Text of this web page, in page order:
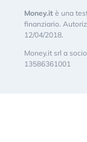
Money.it è una
finanziario.
12/04/2018.
Money.it srl a
13586361001